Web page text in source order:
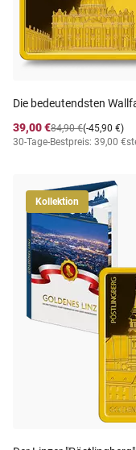
Die bedeutendsten
39,00 €
(-45,90 €)
84,90 €
30-Tage-Bestpreis: 39,00 €
Kollektion